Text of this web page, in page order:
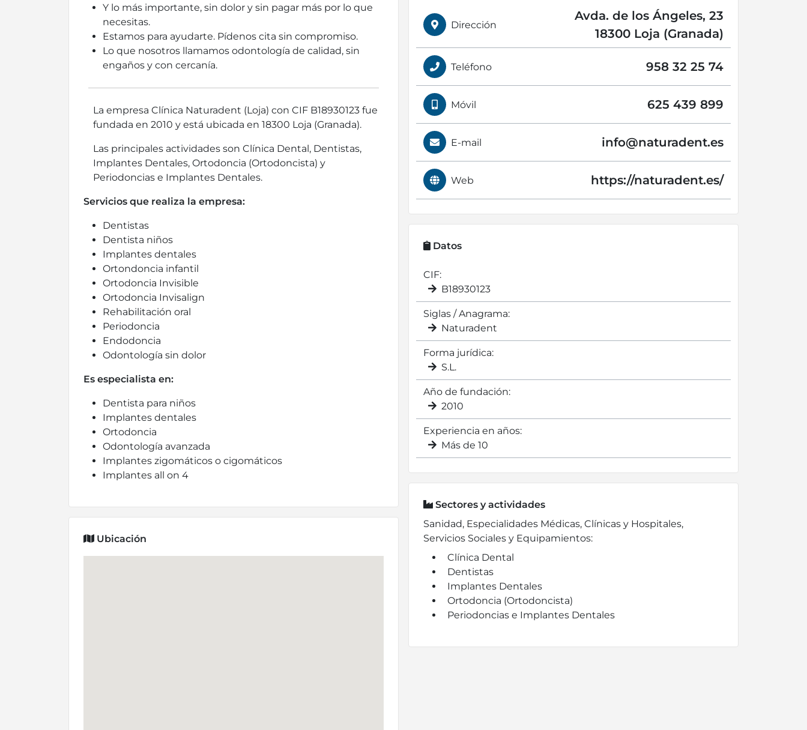
Y lo más importante, sin dolor y sin pagar más por lo que
necesitas.
Estamos para ayudarte. Pídenos cita sin compromiso.
Lo que nosotros llamamos odontología de calidad, sin
engaños y con cercanía.
La empresa Clínica Naturadent (Loja) con CIF B18930123 fue
fundada en 2010 y está ubicada en 18300 Loja (Granada).
Las principales actividades son Clínica Dental, Dentistas,
Implantes Dentales, Ortodoncia (Ortodoncista) y
Periodoncias e Implantes Dentales.
Servicios que realiza la empresa:
Dentistas
Dentista niños
Implantes dentales
Ortondoncia infantil
Ortodoncia Invisible
Ortodoncia Invisalign
Rehabilitación oral
Periodoncia
Endodoncia
Odontología sin dolor
Es especialista en:
Dentista para niños
Implantes dentales
Ortodoncia
Odontología avanzada
Implantes zigomáticos o cigomáticos
Implantes all on 4
Ubicación
Dirección
Avda. de los Ángeles, 23
18300 Loja (Granada)
Teléfono 958 32 25 74
Móvil 625 439 899
E-mail info@naturadent.es
Web https://naturadent.es/
Datos
CIF:
B18930123
Siglas / Anagrama:
Naturadent
Forma jurídica:
S.L.
Año de fundación:
2010
Experiencia en años:
Más de 10
Sectores y actividades
Sanidad, Especialidades Médicas, Clínicas y Hospitales,
Servicios Sociales y Equipamientos:
Clínica Dental
Dentistas
Implantes Dentales
Ortodoncia (Ortodoncista)
Periodoncias e Implantes Dentales